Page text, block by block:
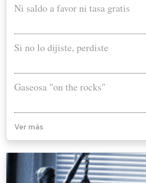
Ni saldo a favor ni tasa gratis
Si no lo dijiste, perdiste
Gaseosa "on the rocks"
Ver más